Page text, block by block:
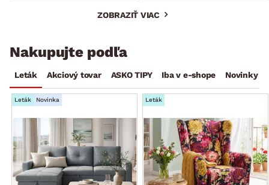
ZOBRAZIŤ VIAC
Nakupujte podľa
Leták Akciový tovar ASKO TIPY Iba v e-shope Novinky
Leták Novinka Leták